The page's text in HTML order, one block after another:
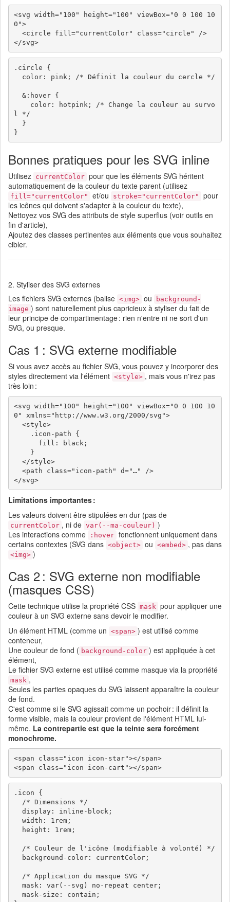
<svg width="100" height="100" viewBox="0 0 100 10
0">
</svg>
.circle {
l */
Bonnes pratiques pour les SVG inline
Utilisez currentColor pour que les éléments SVG héritent
automatiquement de la couleur du texte parent (utilisez
fill="currentColor" et/ou stroke="currentColor"
pour
les icônes qui doivent s'adapter à la couleur du texte),
Nettoyez vos SVG des attributs de style superflus (voir outils en
fin d'article),
Ajoutez des classes pertinentes aux éléments que vous souhaitez
cibler.
2. Styliser des SVG externes
Les fichiers SVG externes (balise <img> ou
background-
image ) sont naturellement plus capricieux à styliser du fait de
leur principe de compartimentage : rien n'entre ni ne sort d'un
SVG, ou presque.
Cas 1 : SVG externe modifiable
Si vous avez accès au fichier SVG, vous pouvez y incorporer des
styles directement via l'élément <style> , mais vous n'irez pas
très loin :
<svg width="100" height="100" viewBox="0 0 100 10
0" xmlns="http://www.w3.org/2000/svg">
</svg>
Limitations importantes :
Les valeurs doivent être stipulées en dur (pas de
currentColor , ni de var(--ma-couleur) )
Les interactions comme
:hover fonctionnent uniquement dans
certains contextes (SVG dans <object> ou <embed> , pas dans
<img> )
Cas 2 : SVG externe non modifiable
(masques CSS)
Cette technique utilise la propriété CSS mask pour appliquer une
couleur à un SVG externe sans devoir le modifier.
Un élément HTML (comme un <span> ) est utilisé comme
conteneur,
Une couleur de fond ( background-color ) est appliquée à cet
élément,
Le fichier SVG externe est utilisé comme masque via la propriété
mask ,
Seules les parties opaques du SVG laissent apparaître la couleur
de fond.
C'est comme si le SVG agissait comme un pochoir : il définit la
forme visible, mais la couleur provient de l'élément HTML lui-
même. La contrepartie est que la teinte sera forcément
monochrome.
<span class="icon icon-star"></span>
<span class="icon icon-cart"></span>
.icon {